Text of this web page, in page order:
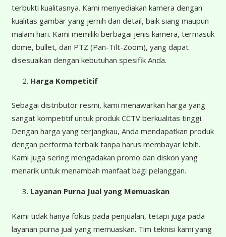
terbukti kualitasnya. Kami menyediakan kamera dengan
kualitas gambar yang jernih dan detail, baik siang maupun
malam hari. Kami memiliki berbagai jenis kamera, termasuk
dome, bullet, dan PTZ (Pan-Tilt-Zoom), yang dapat
disesuaikan dengan kebutuhan spesifik Anda.
Harga Kompetitif
Sebagai distributor resmi, kami menawarkan harga yang
sangat kompetitif untuk produk CCTV berkualitas tinggi.
Dengan harga yang terjangkau, Anda mendapatkan produk
dengan performa terbaik tanpa harus membayar lebih.
Kami juga sering mengadakan promo dan diskon yang
menarik untuk menambah manfaat bagi pelanggan.
Layanan Purna Jual yang Memuaskan
Kami tidak hanya fokus pada penjualan, tetapi juga pada
layanan purna jual yang memuaskan. Tim teknisi kami yang